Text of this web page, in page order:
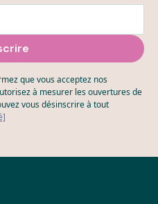
que vous acceptez nos
à mesurer les ouvertures de
vous désinscrire à tout